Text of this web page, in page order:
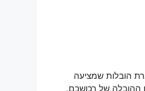
הובלות שמציעה
ההובלה של רכושכם.